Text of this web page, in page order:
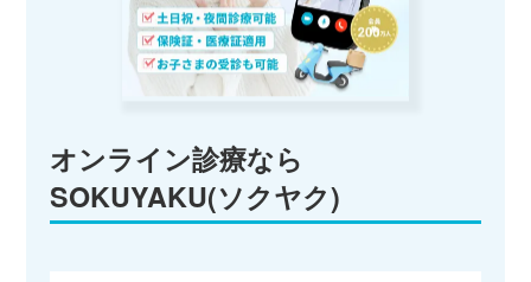
オンライン診療なら
SOKUYAKU(ソクヤク)